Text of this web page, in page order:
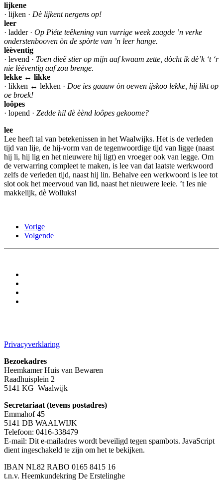
lijkene
· lijken · Dè lijkent nergens op!
leer
· ladder · Op Piéte teêkening van vurrige week zaagde ’n verke
onderstenbooven òn de spòrte van ’n leer hange.
lèèventig
· levend · Toen dieë stier op mijn aaf kwaam zette, dòcht ik dè’k ‘t ‘r
nie lèèventig aaf zou brenge.
lekke ↔ likke
· likken ↔ lekken · Doe ies gaauw òn oewen ijskoo lekke, hij likt op
oe broek!
loôpes
· lopend · Zedde hil dè èènd loôpes gekoome?
lee
Lee heeft tal van betekenissen in het Waalwijks. Het is de verleden
tijd van lije, de hij-vorm van de tegenwoordige tijd van ligge (naast
hij li, hij lig en het nieuwere hij ligt) en vroeger ook van legge. Om
de verwarring compleet te maken, is lee van dat laatste werkwoord
zelfs de verleden tijd, naast hij lin. Behalve een werkwoord is lee tot
slot ook het meervoud van lid, naast het nieuwere leeie. ’t Ies nie
makkelijk, dè Wolluks!
Vorige
Volgende
Privacyverklaring
Bezoekadres
Heemkamer Huis van Bewaren
Raadhuisplein 2
5141 KG Waalwijk
Secretariaat (tevens postadres)
Emmahof 45
5141 DB WAALWIJK
Telefoon: 0416-338479
E-mail: Dit e-mailadres wordt beveiligd tegen spambots. JavaScript
dient ingeschakeld te zijn om het te bekijken.
IBAN NL82 RABO 0165 8415 16
t.n.v. Heemkundekring De Erstelinghe